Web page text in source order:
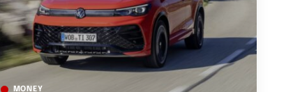
MONEY